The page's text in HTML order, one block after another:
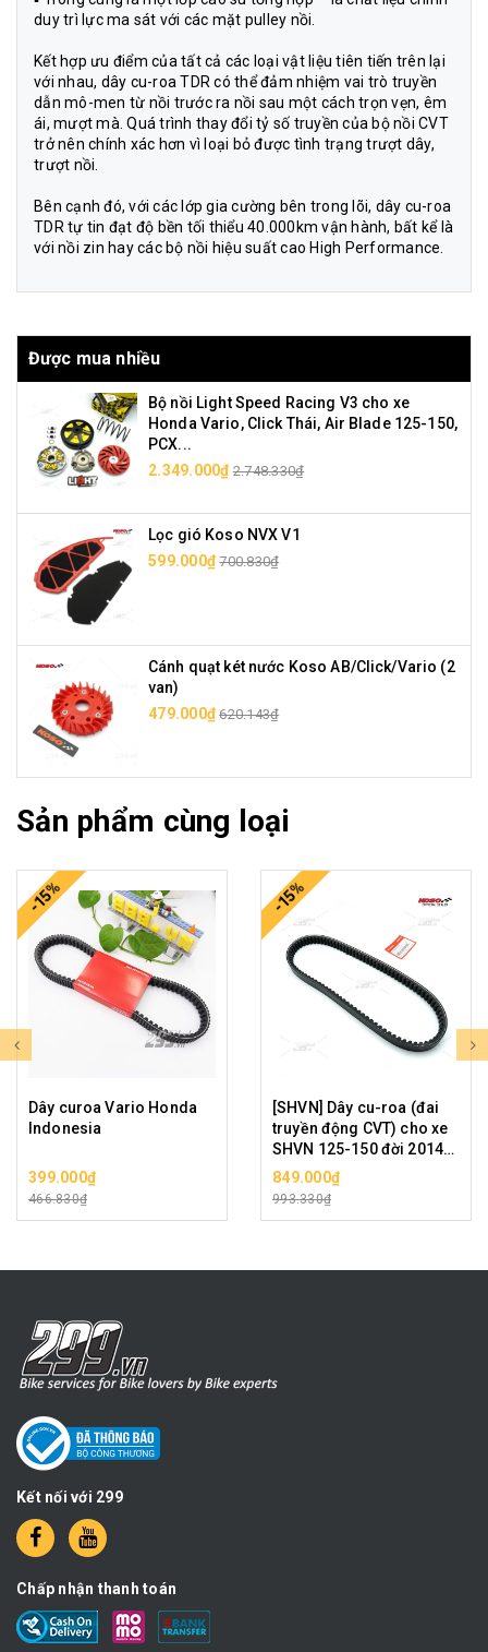
duy trì lực ma sát với các mặt pulley nồi.
Kết hợp ưu điểm của tất cả các loại vật liệu tiên tiến trên lại
với nhau, dây cu-roa TDR có thể đảm nhiệm vai trò truyền
dẫn mô-men từ nồi trước ra nồi sau một cách trọn vẹn, êm
ái, mượt mà. Quá trình thay đổi tỷ số truyền của bộ nồi CVT
trở nên chính xác hơn vì loại bỏ được tình trạng trượt dây,
trượt nồi.
Bên cạnh đó, với các lớp gia cường bên trong lõi, dây cu-roa
TDR tự tin đạt độ bền tối thiểu 40.000km vận hành, bất kể là
với nồi zin hay các bộ nồi hiệu suất cao High Performance.
Được mua nhiều
Bộ nồi Light Speed Racing V3 cho xe
Honda Vario, Click Thái, Air Blade 125-150,
PCX...
2.349.000₫ 2.748.330₫
Lọc gió Koso NVX V1
599.000₫ 700.830₫
Cánh quạt két nước Koso AB/Click/Vario (2
van)
479.000₫ 620.143₫
Sản phẩm cùng loại
-15%
Dây curoa Vario Honda
Indonesia
399.000₫
466.830₫
-15%
[SHVN] Dây cu-roa (đai
truyền động CVT) cho xe
SHVN 125-150 đời 2014-
2019 zin chính hãng
Honda Việt Nam
849.000₫
993.330₫
Kết nối với 299
Chấp nhận thanh toán